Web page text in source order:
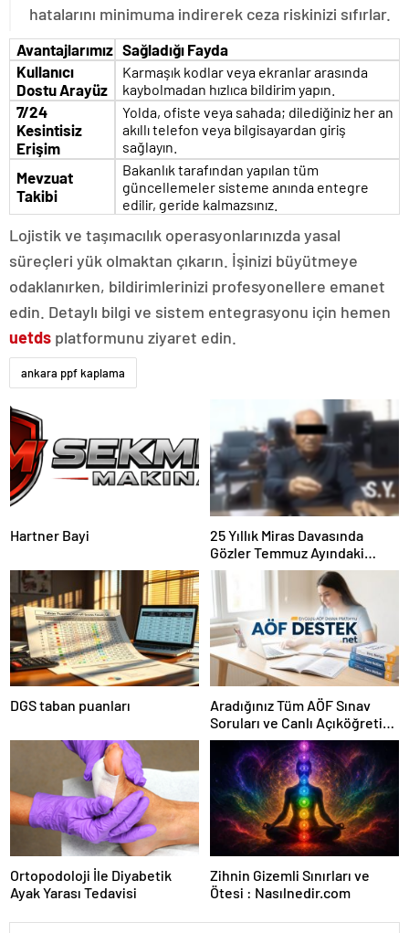
hatalarını minimuma indirerek ceza riskinizi sıfırlar.
Avantajlarımız Sağladığı Fayda
Kullanıcı
Dostu Arayüz
Karmaşık kodlar veya ekranlar arasında
kaybolmadan hızlıca bildirim yapın.
7/24
Kesintisiz
Erişim
Yolda, ofiste veya sahada; dilediğiniz her an
akıllı telefon veya bilgisayardan giriş
sağlayın.
Mevzuat
Takibi
Bakanlık tarafından yapılan tüm
güncellemeler sisteme anında entegre
edilir, geride kalmazsınız.
Lojistik ve taşımacılık operasyonlarınızda yasal
süreçleri yük olmaktan çıkarın. İşinizi büyütmeye
odaklanırken, bildirimlerinizi profesyonellere emanet
edin. Detaylı bilgi ve sistem entegrasyonu için hemen
uetds platformunu ziyaret edin.
ankara ppf kaplama
Hartner Bayi
25 Yıllık Miras Davasında
Gözler Temmuz Ayındaki
Karar Duruşmasına Çevrildi
DGS taban puanları
Aradığınız Tüm AÖF Sınav
Soruları ve Canlı Açıköğretim
Forumu Burada
Ortopodoloji İle Diyabetik
Ayak Yarası Tedavisi
Zihnin Gizemli Sınırları ve
Ötesi : Nasılnedir.com